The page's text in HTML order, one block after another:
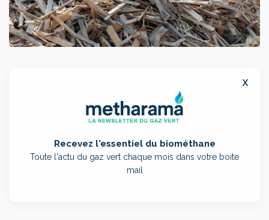
x
Recevez l'essentiel du biométhane
Toute l'actu du gaz vert chaque mois dans votre boite
mail